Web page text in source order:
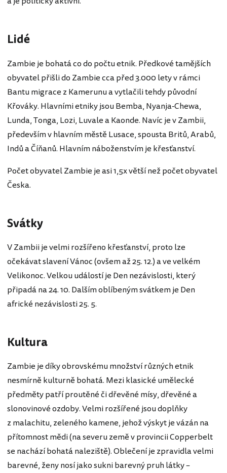
Lidé
Zambie je bohatá co do počtu etnik. Předkové tamějších
obyvatel přišli do Zambie cca před 3.000 lety v rámci
Bantu migrace z Kamerunu a vytlačili tehdy původní
Křováky. Hlavními etniky jsou Bemba, Nyanja-Chewa,
Lunda, Tonga, Lozi, Luvale a Kaonde. Navíc je v Zambii,
především v hlavním městě Lusace, spousta Britů, Arabů,
Indů a Číňanů. Hlavním náboženstvím je křesťanství.
Počet obyvatel Zambie je asi 1,5x větší než počet obyvatel
Česka.
Svátky
V Zambii je velmi rozšířeno křesťanství, proto lze
očekávat slavení Vánoc (ovšem až 25. 12.) a ve velkém
Velikonoc. Velkou událostí je Den nezávislosti, který
připadá na 24. 10. Dalším oblíbeným svátkem je Den
africké nezávislosti 25. 5.
Kultura
Zambie je díky obrovskému množství různých etnik
nesmírně kulturně bohatá. Mezi klasické umělecké
předměty patří proutěné či dřevěné mísy, dřevěné a
slonovinové ozdoby. Velmi rozšířené jsou doplňky
z malachitu, zeleného kamene, jehož výskyt je vázán na
přítomnost mědi (na severu země v provincii Copperbelt
se nachází bohatá naleziště). Oblečení je zpravidla velmi
barevné, ženy nosí jako sukni barevný pruh látky –